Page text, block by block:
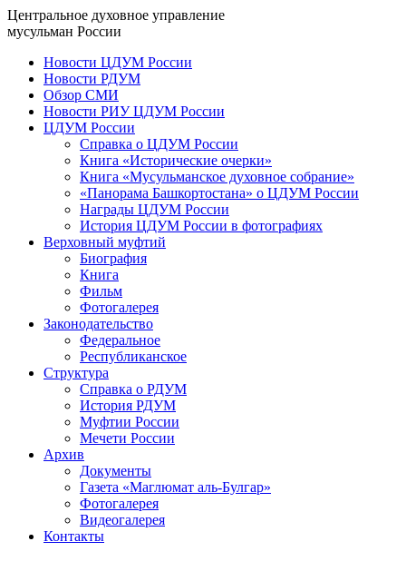
Центральное духовное управление
мусульман России
Новости ЦДУМ России
Новости РДУМ
Обзор СМИ
Новости РИУ ЦДУМ России
ЦДУМ России
Справка о ЦДУМ России
Книга «Исторические очерки»
Книга «Мусульманское духовное собрание»
«Панорама Башкортостана» о ЦДУМ России
Награды ЦДУМ России
История ЦДУМ России в фотографиях
Верховный муфтий
Биография
Книга
Фильм
Фотогалерея
Законодательство
Федеральное
Республиканское
Структура
Справка о РДУМ
История РДУМ
Муфтии России
Мечети России
Архив
Документы
Газета «Маглюмат аль-Булгар»
Фотогалерея
Видеогалерея
Контакты